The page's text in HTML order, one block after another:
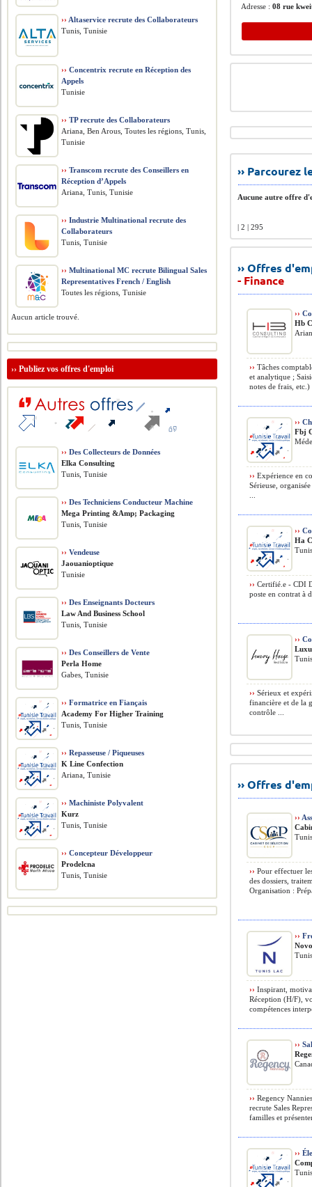
Adresse : 08 rue
››
Aucune autre offre
| 2 | 295
›› Offres
- Finance
››
Hb
›› Tâches
et analytique ;
notes de frais, etc.)
››
Fbj
›› Expérience en
Sérieuse,
››
Ha
›› Certifié.e - CDI
poste en contrat à
››
›› Sérieux et
financière et de la
contrôle ...
›› Offres
››
›› Pour effectuer
des dossiers,
Organisation :
››
›› Inspirant,
Réception (H/F),
compétences
››
›› Regency
recrute Sales
familles et
››
›› Altaservice recrute des Collaborateurs
Tunis, Tunisie
›› Concentrix recrute en Réception des
Appels
Tunisie
›› TP recrute des Collaborateurs
Ariana, Ben Arous, Toutes les régions, Tunis,
Tunisie
›› Transcom recrute des Conseillers en
Réception d’Appels
Ariana, Tunis, Tunisie
›› Industrie Multinational recrute des
Collaborateurs
Tunis, Tunisie
›› Multinational MC recrute Bilingual Sales
Representatives French / English
Toutes les régions, Tunisie
Aucun article trouvé.
››Publiez vos offres d'emploi
›› Des Collecteurs de Données
Elka Consulting
Tunis, Tunisie
›› Des Techniciens Conducteur Machine
Mega Printing &Amp; Packaging
Tunis, Tunisie
›› Vendeuse
Jaouanioptique
Tunisie
›› Des Enseignants Docteurs
Law And Business School
Tunis, Tunisie
›› Des Conseillers de Vente
Perla Home
Gabes, Tunisie
›› Formatrice en Fiançais
Academy For Higher Training
Tunis, Tunisie
›› Repasseuse / Piqueuses
K Line Confection
Ariana, Tunisie
›› Machiniste Polyvalent
Kurz
Tunis, Tunisie
›› Concepteur Développeur
Prodelcna
Tunis, Tunisie